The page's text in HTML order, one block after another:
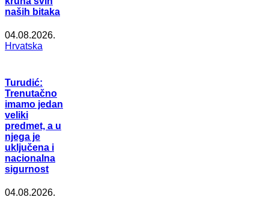
naših bitaka
04.08.2026.
Hrvatska
Turudić:
Trenutačno
imamo jedan
veliki
predmet, a u
njega je
uključena i
nacionalna
sigurnost
04.08.2026.